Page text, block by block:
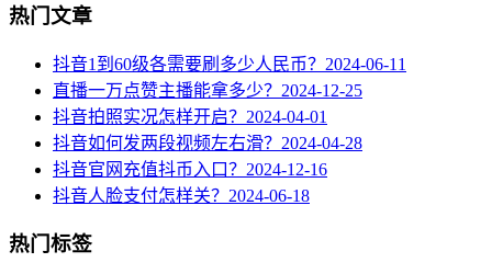
热门文章
抖音1到60级各需要刷多少人民币？ 2024-06-11
直播一万点赞主播能拿多少？ 2024-12-25
抖音拍照实况怎样开启？ 2024-04-01
抖音如何发两段视频左右滑？ 2024-04-28
抖音官网充值抖币入口？ 2024-12-16
抖音人脸支付怎样关？ 2024-06-18
热门标签